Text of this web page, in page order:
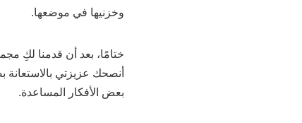
وخزنيها في موضعها.
ختامًا، بعد أن قدمنا لكِ
أنصحك عزيزتي بالاستعانة
بعض الأفكار المساعدة.